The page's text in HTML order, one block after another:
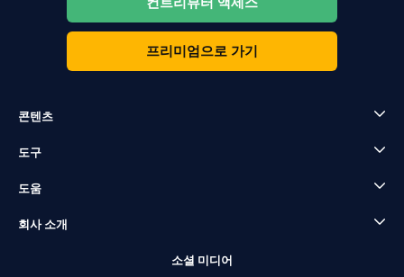
프리미엄으로 가기
콘텐츠
도구
도움
회사 소개
소셜 미디어